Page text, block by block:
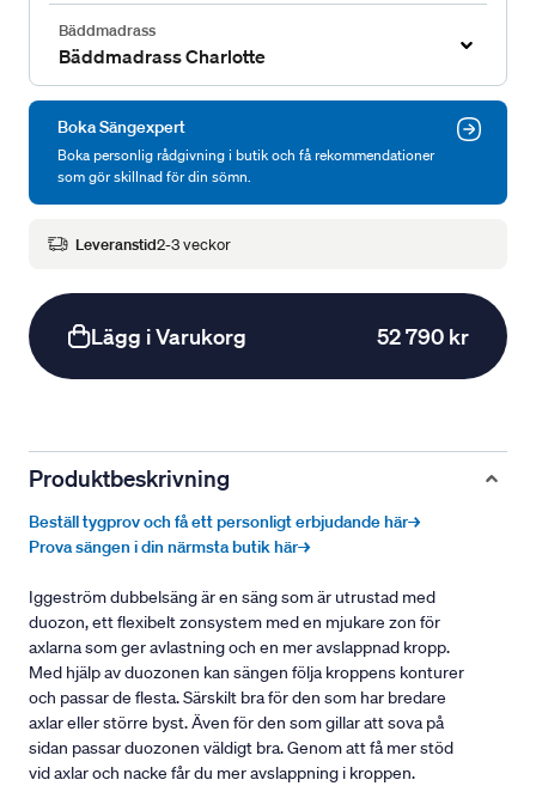
Bäddmadrass
Bäddmadrass Charlotte
Boka Sängexpert
Boka personlig rådgivning i butik och få rekommendationer
som gör skillnad för din sömn.
Leveranstid2-3 veckor
Lägg i Varukorg 52 790 kr
Produktbeskrivning
Beställ tygprov och få ett personligt erbjudande här→
Prova sängen i din närmsta butik här→
Iggeström dubbelsäng är en säng som är utrustad med
duozon, ett flexibelt zonsystem med en mjukare zon för
axlarna som ger avlastning och en mer avslappnad kropp.
Med hjälp av duozonen kan sängen följa kroppens konturer
och passar de flesta. Särskilt bra för den som har bredare
axlar eller större byst. Även för den som gillar att sova på
sidan passar duozonen väldigt bra. Genom att få mer stöd
vid axlar och nacke får du mer avslappning i kroppen.